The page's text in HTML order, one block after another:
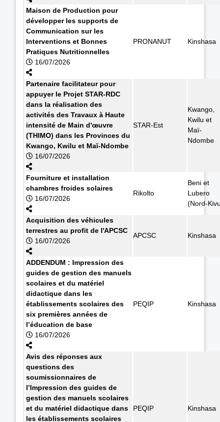
Maison de Production pour
développer les supports de
Communication sur les
Interventions et Bonnes
Pratiques Nutritionnelles
16/07/2026
PRONANUT Kinshasa
Partenaire facilitateur pour
appuyer le Projet STAR-RDC
dans la réalisation des
activités des Travaux à Haute
intensité de Main d'œuvre
(THIMO) dans les Provinces du
Kwango, Kwilu et Maï-Ndombe
16/07/2026
STAR-Est
Kwango,
Kwilu et
Maï-
Ndombe
Fourniture et installation
chambres froides solaires
16/07/2026
Rikolto
Beni et
Lubero
(Nord-
Acquisition des véhicules
terrestres au profit de l'APCSC
16/07/2026
APCSC Kinshasa
ADDENDUM : Impression des
guides de gestion des manuels
scolaires et du matériel
didactique dans les
établissements scolaires des
six premières années de
l’éducation de base
16/07/2026
PEQIP Kinshasa
Avis des réponses aux
questions des
soumissionnaires de
l’Impression des guides de
gestion des manuels scolaires
et du matériel didactique dans
les établissements scolaires
PEQIP Kinshasa